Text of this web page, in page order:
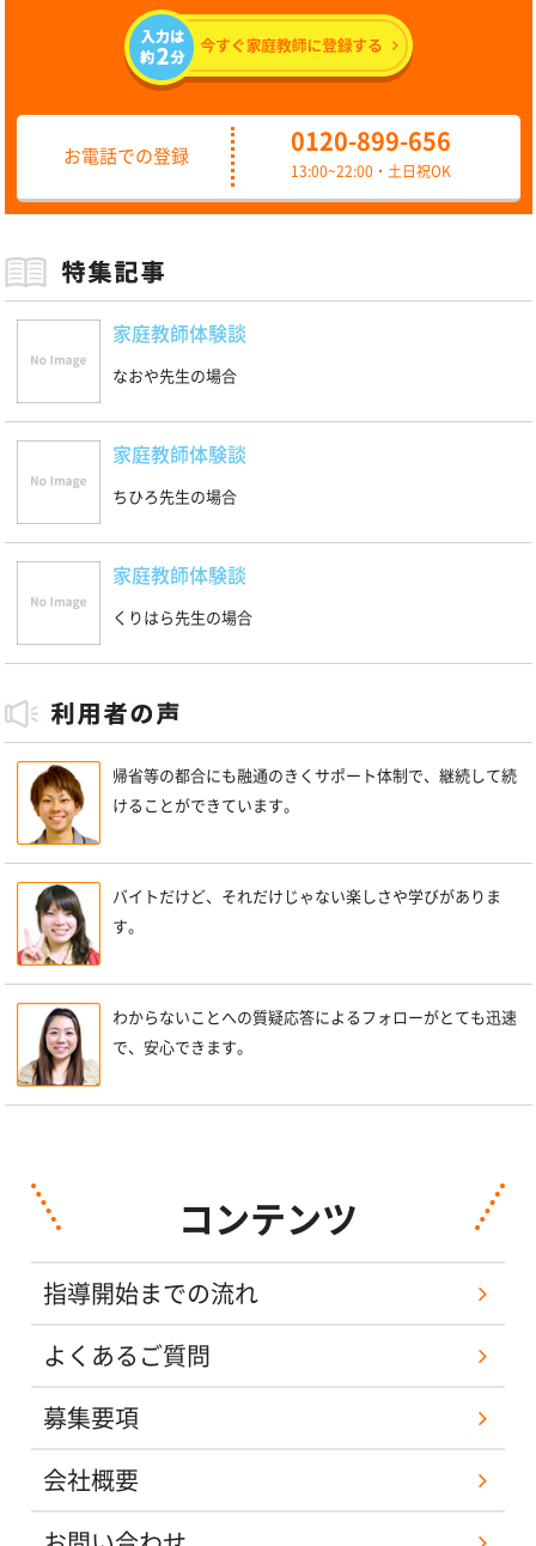
お電話での登録
0120-899-656
13:00~22:00・土日祝OK
家庭教師体験談
なおや先生の場合
家庭教師体験談
ちひろ先生の場合
家庭教師体験談
くりはら先生の場合
帰省等の都合にも融通のきくサポート体制で、継続して続
けることができています。
バイトだけど、それだけじゃない楽しさや学びがありま
す。
わからないことへの質疑応答によるフォローがとても迅速
で、安心できます。
コンテンツ
指導開始までの流れ
よくあるご質問
募集要項
会社概要